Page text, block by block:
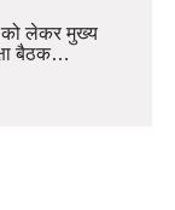
को लेकर मुख्य
बैठक…